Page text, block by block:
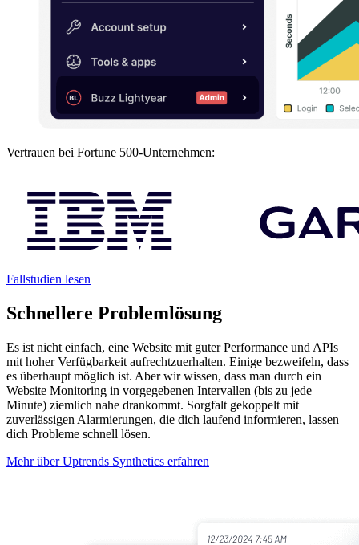
Vertrauen bei Fortune 500-Unternehmen:
Fallstudien lesen
Schnellere Problemlösung
Es ist nicht einfach, eine Website mit guter Performance und APIs
mit hoher Verfügbarkeit aufrechtzuerhalten. Einige bezweifeln, dass
es überhaupt möglich ist. Aber wir wissen, dass man durch ein
Website Monitoring in vorgegebenen Intervallen (bis zu jede
Minute) ziemlich nahe drankommt. Sorgfalt gekoppelt mit
zuverlässigen Alarmierungen, die dich laufend informieren, lassen
dich Probleme schnell lösen.
Mehr über Uptrends Synthetics erfahren